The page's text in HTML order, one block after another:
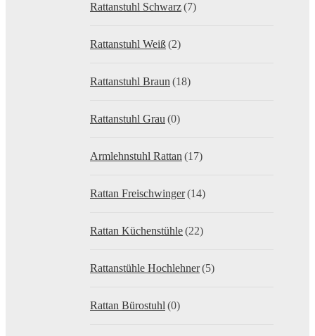
Rattanstuhl Schwarz(7)
Rattanstuhl Weiß(2)
Rattanstuhl Braun (18)
Rattanstuhl Grau (0)
Armlehnstuhl Rattan (17)
Rattan Freischwinger(14)
Rattan Küchenstühle(22)
Rattanstühle Hochlehner(5)
Rattan Bürostuhl (0)